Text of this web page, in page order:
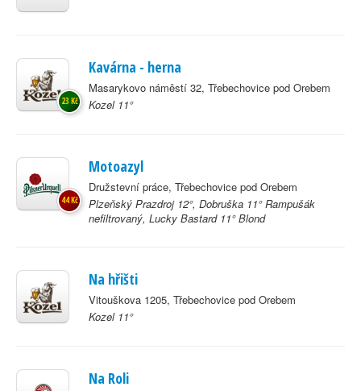
Kavárna - herna
Masarykovo náměstí 32, Třebechovice pod Orebem
Kozel 11°
23 Kč
Motoazyl
Družstevní práce, Třebechovice pod Orebem
Plzeňský Prazdroj 12°, Dobruška 11° Rampušák
nefiltrovaný, Lucky Bastard 11° Blond
44 Kč
Na hřišti
Vitouškova 1205, Třebechovice pod Orebem
Kozel 11°
Na Roli